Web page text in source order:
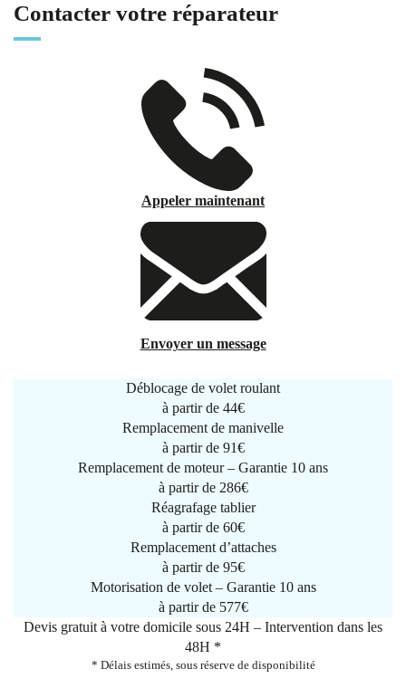
Contacter votre réparateur
Appeler maintenant
Envoyer un message
Déblocage de volet roulant
à partir de 44€
Remplacement de manivelle
à partir de 91€
Remplacement de moteur – Garantie 10 ans
à partir de 286€
Réagrafage tablier
à partir de 60€
Remplacement d’attaches
à partir de 95€
Motorisation de volet – Garantie 10 ans
à partir de 577€
Devis gratuit à votre domicile sous 24H – Intervention dans les
48H *
* Délais estimés, sous réserve de disponibilité